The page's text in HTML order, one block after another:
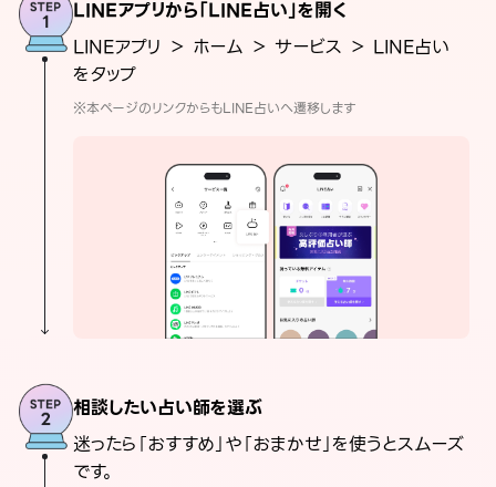
LINEアプリから「LINE占い」を開く
LINEアプリ ＞ ホーム ＞ サービス ＞ LINE占い
をタップ
※本ページのリンクからもLINE占いへ遷移します
相談したい占い師を選ぶ
迷ったら「おすすめ」や「おまかせ」を使うとスムーズ
です。